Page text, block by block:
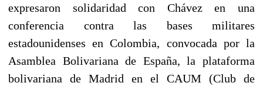
expresaron solidaridad con Chávez en una
conferencia contra las bases militares
estadounidenses en Colombia, convocada por la
Asamblea Bolivariana de España, la plataforma
bolivariana de Madrid en el CAUM (Club de